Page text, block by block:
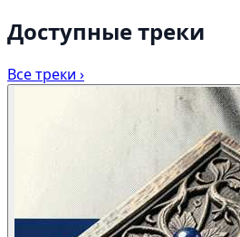
Доступные треки
Все треки ›